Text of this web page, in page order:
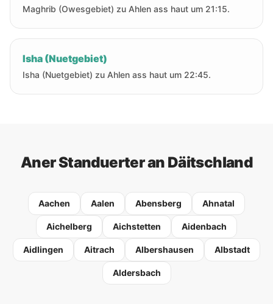
Maghrib (Owesgebiet) zu Ahlen ass haut um 21:15.
Isha (Nuetgebiet)
Isha (Nuetgebiet) zu Ahlen ass haut um 22:45.
Aner Standuerter an Däitschland
Aachen Aalen Abensberg Ahnatal
Aichelberg Aichstetten Aidenbach
Aidlingen Aitrach Albershausen Albstadt
Aldersbach